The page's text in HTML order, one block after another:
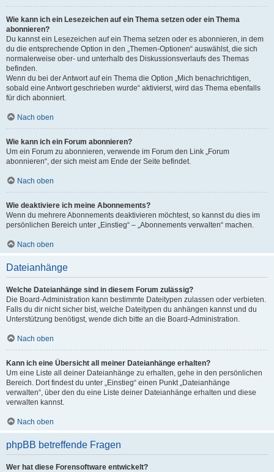
Wie kann ich ein Lesezeichen auf ein Thema setzen oder ein Thema
abonnieren?
Du kannst ein Lesezeichen auf ein Thema setzen oder es abonnieren, in dem
du die entsprechende Option in den „Themen-Optionen“ auswählst, die sich
normalerweise ober- und unterhalb des Diskussionsverlaufs des Themas
befinden.
Wenn du bei der Antwort auf ein Thema die Option „Mich benachrichtigen,
sobald eine Antwort geschrieben wurde“ aktivierst, wird das Thema ebenfalls
für dich abonniert.
Nach oben
Wie kann ich ein Forum abonnieren?
Um ein Forum zu abonnieren, verwende im Forum den Link „Forum
abonnieren“, der sich meist am Ende der Seite befindet.
Nach oben
Wie deaktiviere ich meine Abonnements?
Wenn du mehrere Abonnements deaktivieren möchtest, so kannst du dies im
persönlichen Bereich unter „Einstieg“ – „Abonnements verwalten“ machen.
Nach oben
Dateianhänge
Welche Dateianhänge sind in diesem Forum zulässig?
Die Board-Administration kann bestimmte Dateitypen zulassen oder verbieten.
Falls du dir nicht sicher bist, welche Dateitypen du anhängen kannst und du
Unterstützung benötigst, wende dich bitte an die Board-Administration.
Nach oben
Kann ich eine Übersicht all meiner Dateianhänge erhalten?
Um eine Liste all deiner Dateianhänge zu erhalten, gehe in den persönlichen
Bereich. Dort findest du unter „Einstieg“ einen Punkt „Dateianhänge
verwalten“, über den du eine Liste deiner Dateianhänge erhalten und diese
verwalten kannst.
Nach oben
phpBB betreffende Fragen
Wer hat diese Forensoftware entwickelt?